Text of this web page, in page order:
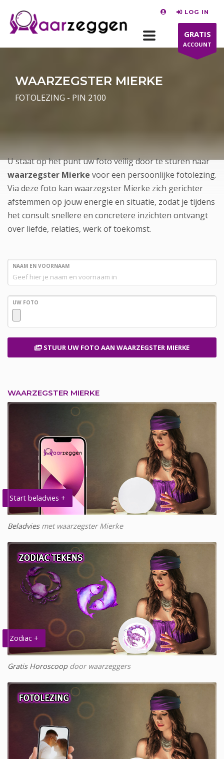
LOG IN
GRATIS
ACCOUNT
WAARZEGSTER MIERKE
FOTOLEZING - PIN 2100
U staat op het punt uw foto veilig door te sturen naar
waarzegster Mierke voor een persoonlijke fotolezing.
Via deze foto kan waarzegster Mierke zich gerichter
afstemmen op jouw energie en situatie, zodat je tijdens
het consult snellere en concretere inzichten ontvangt
over liefde, relaties, werk of toekomst.
NAAM EN VOORNAAM
UW FOTO
STUUR UW FOTO AAN WAARZEGSTER MIERKE
WAARZEGSTER MIERKE
Start beladvies +
Beladviesmet waarzegster Mierke
Zodiac +
Gratis Horoscoopdoor waarzeggers